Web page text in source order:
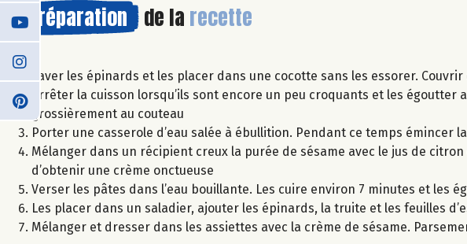
Préparation de la recette
Laver les épinards et les placer dans une cocotte sans les essorer.
Arrêter la cuisson lorsqu’ils sont encore un peu croquants et les
grossièrement au couteau
Porter une casserole d’eau salée à ébullition. Pendant ce temps émincer
Mélanger dans un récipient creux la purée de sésame avec le jus de
d’obtenir une crème onctueuse
Verser les pâtes dans l’eau bouillante. Les cuire environ 7 minutes et les
Les placer dans un saladier, ajouter les épinards, la truite et les feuilles
Mélanger et dresser dans les assiettes avec la crème de sésame.